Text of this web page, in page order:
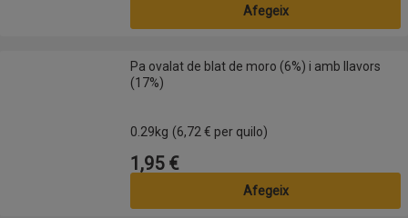
Afegeix
Pa ovalat de blat de moro (6%) i amb llavors (17%)
Pa ovalat de blat de moro (6%) i amb llavors
(17%)
0.29kg (6,72 € per quilo)
Preu
1,95 €
Afegeix